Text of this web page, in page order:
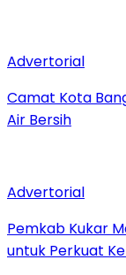
Advertorial
Camat Kota
Air Bersih
Advertorial
Pemkab Kukar
untuk Perkuat